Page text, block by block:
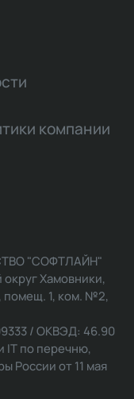
компании
"СОФТЛАЙН"
Хамовники,
помещ. 1, ком. №2,
/ ОКВЭД: 46.90
IT по перечню,
России от 11 мая